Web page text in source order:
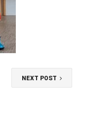
NEXT POST